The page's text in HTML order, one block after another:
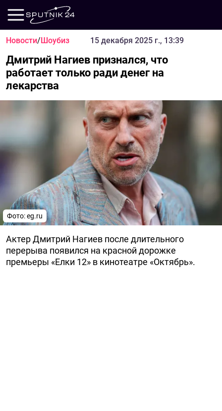
Новости/Шоубиз 15 декабря 2025 г., 13:39
Дмитрий Нагиев признался, что
работает только ради денег на
лекарства
Фото: eg.ru
Актер Дмитрий Нагиев после длительного
перерыва появился на красной дорожке
премьеры «Елки 12» в кинотеатре «Октябрь».